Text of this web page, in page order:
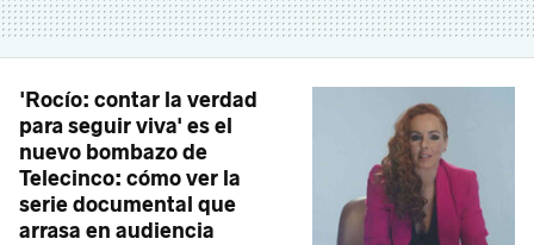
'Rocío: contar la verdad
para seguir viva' es el
nuevo bombazo de
Telecinco: cómo ver la
serie documental que
arrasa en audiencia